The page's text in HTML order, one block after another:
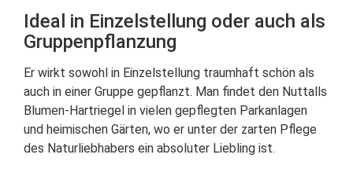
Ideal in Einzelstellung oder auch als
Gruppenpflanzung
Er wirkt sowohl in Einzelstellung traumhaft schön als
auch in einer Gruppe gepflanzt. Man findet den Nuttalls
Blumen-Hartriegel in vielen gepflegten Parkanlagen
und heimischen Gärten, wo er unter der zarten Pflege
des Naturliebhabers ein absoluter Liebling ist.